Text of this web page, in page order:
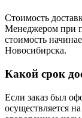
Стоимость
Менеджером при
стоимость
Новосибирска.
Какой срок
Если заказ был
осуществляется